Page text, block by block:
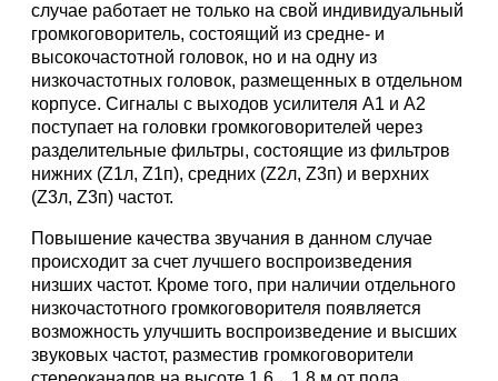
случае работает не только на свой индивидуальный
громкоговоритель, состоящий из средне- и
высокочастотной головок, но и на одну из
низкочастотных головок, размещенных в отдельном
корпусе. Сигналы с выходов усилителя А1 и А2
поступает на головки громкоговорителей через
разделительные фильтры, состоящие из фильтров
нижних (Z1л, Z1п), средних (Z2л, Z3п) и верхних
(Z3л, Z3п) частот.
Повышение качества звучания в данном случае
происходит за счет лучшего воспроизведения
низших частот. Кроме того, при наличии отдельного
низкочастотного громкоговорителя появляется
возможность улучшить воспроизведение и высших
звуковых частот, разместив громкоговорители